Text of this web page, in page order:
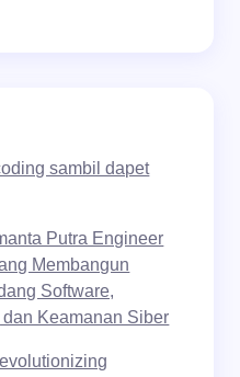
sambil dapet
Putra Engineer
Membangun
Software,
Keamanan Siber